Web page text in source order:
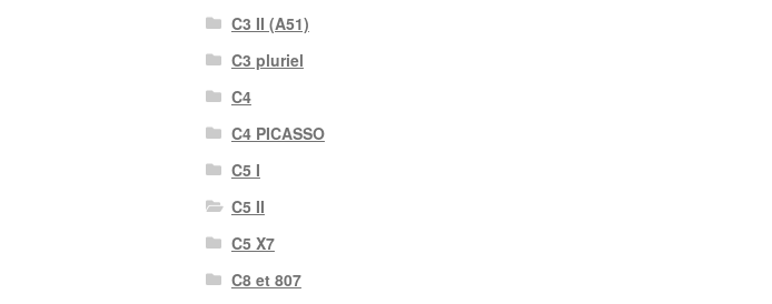
C3 II (A51)
C3 pluriel
C4
C4 PICASSO
C5 I
C5 II
C5 X7
C8 et 807